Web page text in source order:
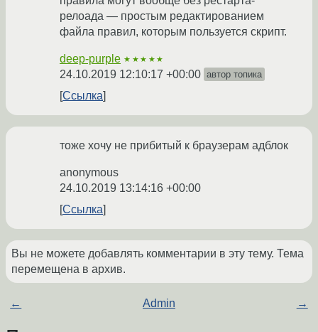
релоада — простым редактированием
файла правил, которым пользуется скрипт.
deep-purple ★★★★★
24.10.2019 12:10:17 +00:00 автор топика
Ссылка
тоже хочу не прибитый к браузерам адблок
anonymous
24.10.2019 13:14:16 +00:00
Ссылка
Вы не можете добавлять комментарии в эту тему. Тема
перемещена в архив.
← Admin →